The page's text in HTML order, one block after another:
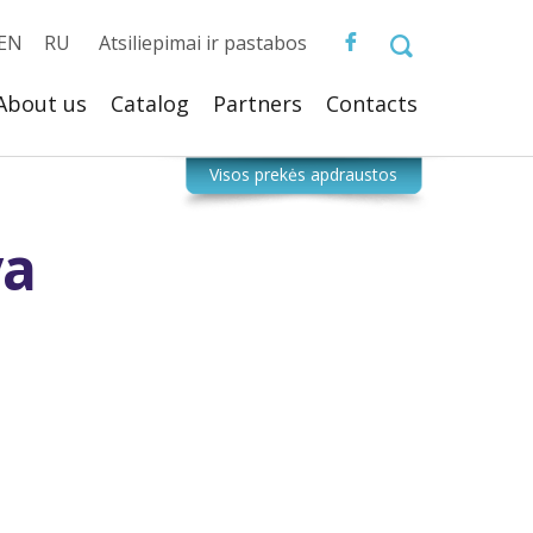
Atsiliepimai ir pastabos
RU
us Catalog Partners Сontacts